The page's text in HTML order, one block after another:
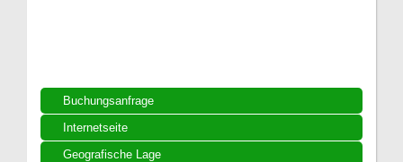
Buchungsanfrage
Internetseite
Geografische Lage